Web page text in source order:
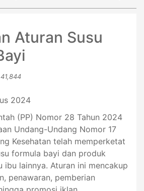
Aturan Susu
2024
(PP) Nomor 28 Tahun 2024
Undang-Undang Nomor 17
Kesehatan telah memperketat
formula bayi dan produk
ibu lainnya. Aturan ini mencakup
penawaran, pemberian